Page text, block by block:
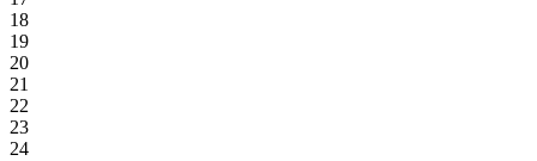
18
19
20
21
22
23
24